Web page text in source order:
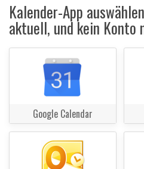
Kalender-App
aktuell, und kein Konto
Google Calendar